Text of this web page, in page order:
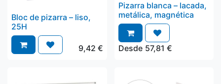
Bloc de pizarra – liso,
25H
9,42 €
Pizarra blanca – lacada,
metálica, magnética
Desde 57,81 €